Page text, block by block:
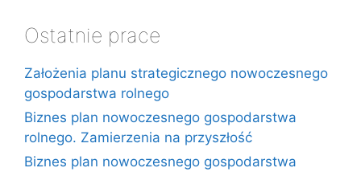
Ostatnie prace
Założenia planu strategicznego nowoczesnego
gospodarstwa rolnego
Biznes plan nowoczesnego gospodarstwa
rolnego. Zamierzenia na przyszłość
Biznes plan nowoczesnego gospodarstwa